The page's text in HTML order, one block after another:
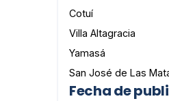
Cotuí
Villa Altagracia
Yamasá
San José de Las
Fecha de